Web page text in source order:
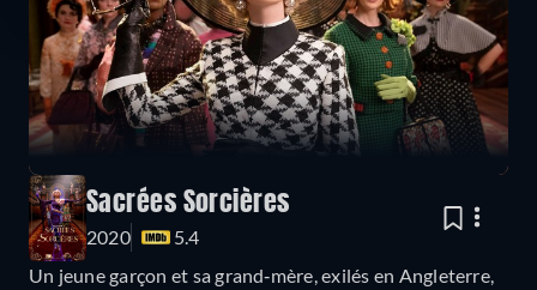
Sacrées Sorcières
2020
5.4
Un jeune garçon et sa grand‐mère, exilés en Angleterre,